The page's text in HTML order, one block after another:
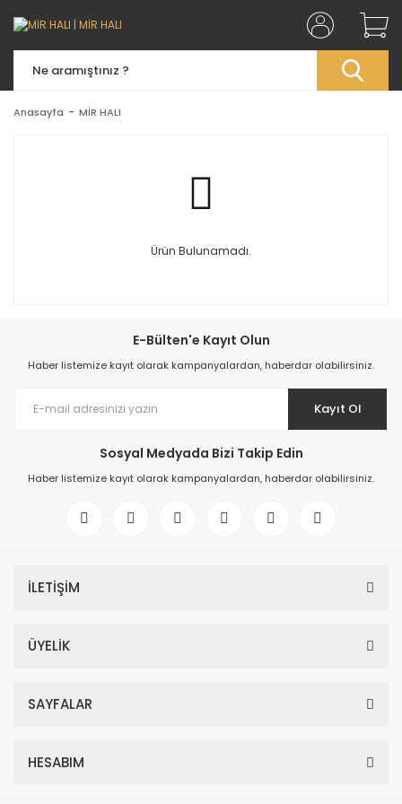
Anasayfa MİR HALI
Ürün Bulunamadı.
E-Bülten'e Kayıt Olun
Haber listemize kayıt olarak kampanyalardan, haberdar olabilirsiniz.
Kayıt Ol
Sosyal Medyada Bizi Takip Edin
Haber listemize kayıt olarak kampanyalardan, haberdar olabilirsiniz.
İLETİŞİM
ÜYELİK
SAYFALAR
HESABIM